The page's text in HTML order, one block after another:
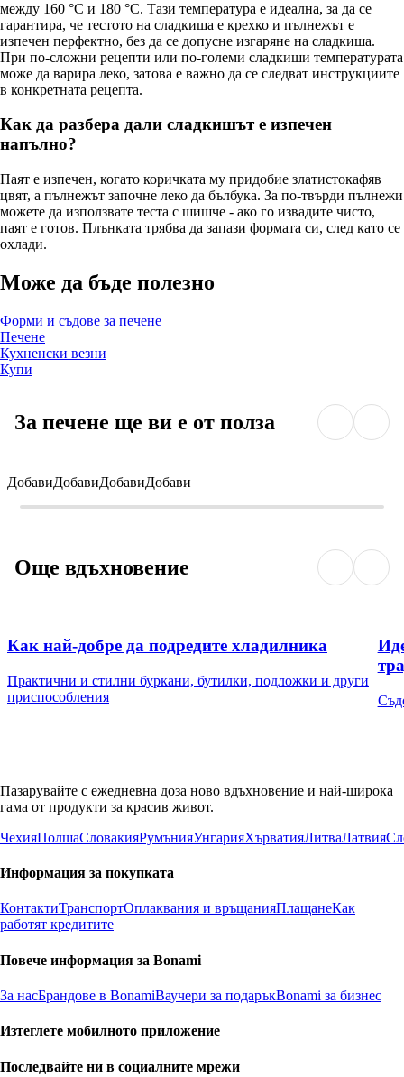
между 160 °C и 180 °C. Тази температура е идеална, за да се
гарантира, че тестото на сладкиша е крехко и пълнежът е
изпечен перфектно, без да се допусне изгаряне на сладкиша.
При по-сложни рецепти или по-големи сладкиши температурата
може да варира леко, затова е важно да се следват инструкциите
в конкретната рецепта.
Как да разбера дали сладкишът е изпечен
напълно?
Паят е изпечен, когато коричката му придобие златистокафяв
цвят, а пълнежът започне леко да бълбука. За по-твърди пълнежи
можете да използвате теста с шишче - ако го извадите чисто,
паят е готов. Плънката трябва да запази формата си, след като се
охлади.
Може да бъде полезно
Форми и съдове за печене
Печене
Кухненски везни
Купи
За печене ще ви е от полза
ДобавиДобавиДобавиДобави
Още вдъхновение
Как най-добре да подредите хладилника
Практични и стилни буркани, бутилки, подложки и други
приспособления
Пазарувайте с ежедневна доза ново вдъхновение и най-широка
гама от продукти за красив живот.
ЧехияПолшаСловакияРумънияУнгарияХърватияЛитваЛатвия
Информация за покупката
КонтактиТранспортОплаквания и връщанияПлащанеКак
работят кредитите
Повече информация за Bonami
За насБрандове в BonamiВаучери за подаръкBonami за бизнес
Изтеглете мобилното приложение
Последвайте ни в социалните мрежи